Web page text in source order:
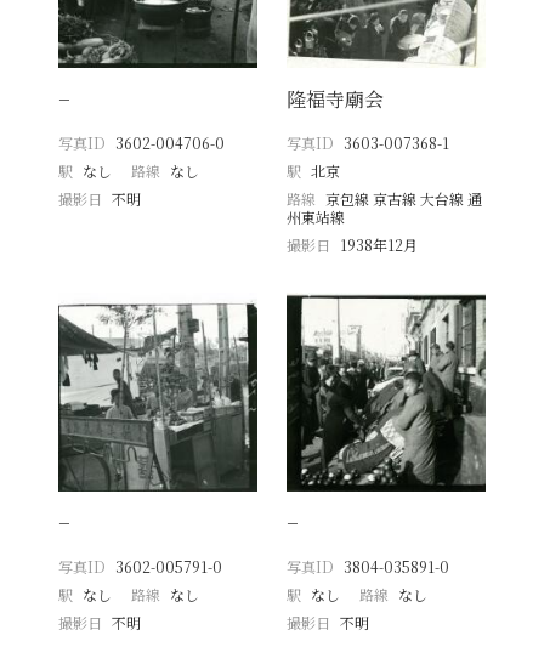
−
写真ID 3602-004706-0
駅 なし 路線 なし
撮影日
不明
隆福寺廟会
写真ID 3603-007368-1
駅 北京
路線 京包線 京古線 大台線 通
州東站線
撮影日
1938年12月
−
写真ID 3602-005791-0
駅 なし 路線 なし
撮影日
不明
−
写真ID 3804-035891-0
駅 なし 路線 なし
撮影日 不明